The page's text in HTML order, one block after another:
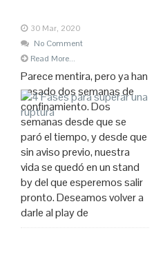
30 Mar, 2020
No Comment
Read More...
Parece mentira, pero ya han
pasado dos semanas de
confinamiento. Dos
semanas desde que se
paró el tiempo, y desde que
sin aviso previo, nuestra
vida se quedó en un stand
by del que esperemos salir
pronto. Deseamos volver a
darle al play de